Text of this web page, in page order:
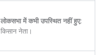
लोकसभा में कभी उपस्थित नहीं हुए;
किसान नेता।